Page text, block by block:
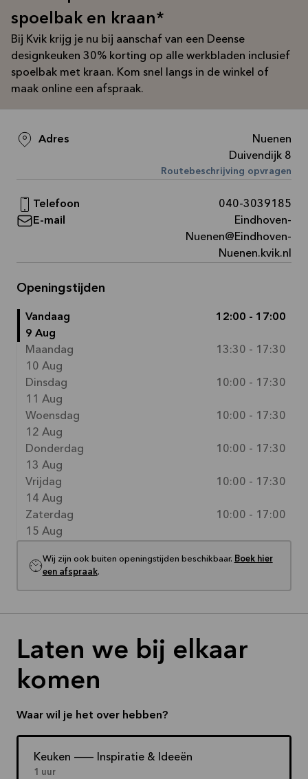
spoelbak en kraan*
Bij Kvik krijg je nu bij aanschaf van een Deense
designkeuken 30% korting op alle werkbladen inclusief
spoelbak met kraan. Kom snel langs in de winkel of
maak online een afspraak.
Adres
Nuenen
Duivendijk 8
Routebeschrijving opvragen
Telefoon
040-3039185
E-mail
Eindhoven-
Nuenen@Eindhoven-
Nuenen.kvik.nl
Openingstijden
Vandaag
9 Aug
12:00 - 17:00
Maandag
10 Aug
13:30 - 17:30
Dinsdag
11 Aug
10:00 - 17:30
Woensdag
12 Aug
10:00 - 17:30
Donderdag
13 Aug
10:00 - 17:30
Vrijdag
14 Aug
10:00 - 17:30
Zaterdag
15 Aug
10:00 - 17:00
Wij zijn ook buiten openingstijden beschikbaar. Boek hier
een afspraak.
Laten we bij elkaar
komen
Waar wil je het over hebben?
Keuken -- Inspiratie & Ideeën
1 uur